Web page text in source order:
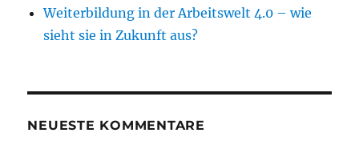
Weiterbildung in der Arbeitswelt 4.0 – wie
sieht sie in Zukunft aus?
NEUESTE KOMMENTARE